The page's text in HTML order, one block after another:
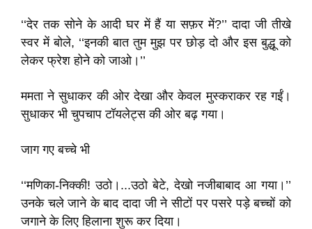
‘‘देर तक सोने के आदी घर में हैं या सफ़र में?’’ दादा जी तीखे
स्वर में बोले, ‘‘इनकी बात तुम मुझ पर छोड़ दो और इस बुद्धू को
लेकर फ्रेश होने को जाओ।’’
ममता ने सुधाकर की ओर देखा और केवल मुस्कराकर रह गईं।
सुधाकर भी चुपचाप टॉयलेट्स की ओर बढ़ गया।
जाग गए बच्चे भी
‘‘मणिका-निक्की! उठो।...उठो बेटे, देखो नजीबाबाद आ गया।’’
उनके चले जाने के बाद दादा जी ने सीटों पर पसरे पड़े बच्चों को
जगाने के लिए हिलाना शुरू कर दिया।